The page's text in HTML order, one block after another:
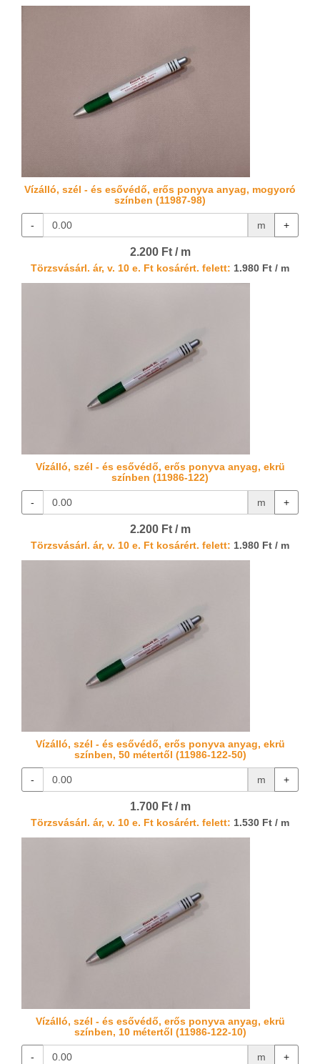
Vízálló, szél - és esővédő, erős ponyva anyag, mogyoró
színben (11987-98)
- m +
2.200 Ft / m
Törzsvásárl. ár, v. 10 e. Ft kosárért. felett: 1.980 Ft / m
Vízálló, szél - és esővédő, erős ponyva anyag, ekrü
színben (11986-122)
- m +
2.200 Ft / m
Törzsvásárl. ár, v. 10 e. Ft kosárért. felett: 1.980 Ft / m
Vízálló, szél - és esővédő, erős ponyva anyag, ekrü
színben, 50 métertől (11986-122-50)
- m +
1.700 Ft / m
Törzsvásárl. ár, v. 10 e. Ft kosárért. felett: 1.530 Ft / m
Vízálló, szél - és esővédő, erős ponyva anyag, ekrü
színben, 10 métertől (11986-122-10)
- m +